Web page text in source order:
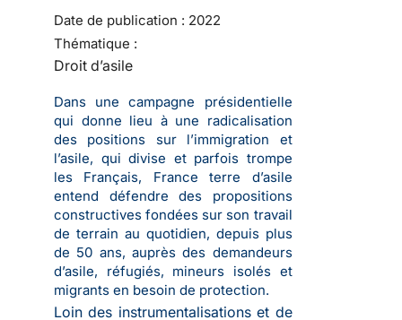
Date de publication : 2022
Thématique :
Droit d’asile
Dans une campagne présidentielle
qui donne lieu à une radicalisation
des positions sur l’immigration et
l’asile, qui divise et parfois trompe
les Français, France terre d’asile
entend défendre des propositions
constructives fondées sur son travail
de terrain au quotidien, depuis plus
de 50 ans, auprès des demandeurs
d’asile, réfugiés, mineurs isolés et
migrants en besoin de protection.
Loin des instrumentalisations et de